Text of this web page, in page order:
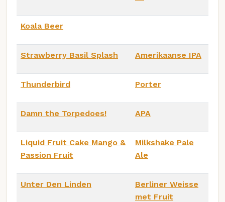
Koala Beer
Strawberry Basil Splash Amerikaanse IPA
Thunderbird Porter
Damn the Torpedoes! APA
Liquid Fruit Cake Mango &
Passion Fruit
Milkshake Pale
Ale
Unter Den Linden
Berliner Weisse
met Fruit